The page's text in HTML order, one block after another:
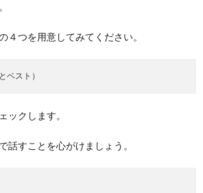
４つを用意してみてください。
ベスト）
ックします。
話すことを心がけましょう。